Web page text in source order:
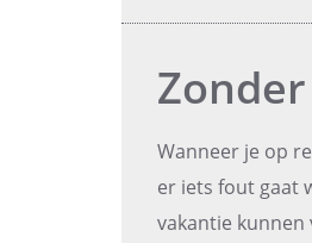
Wanneer je op
er iets fout gaat
vakantie kunnen